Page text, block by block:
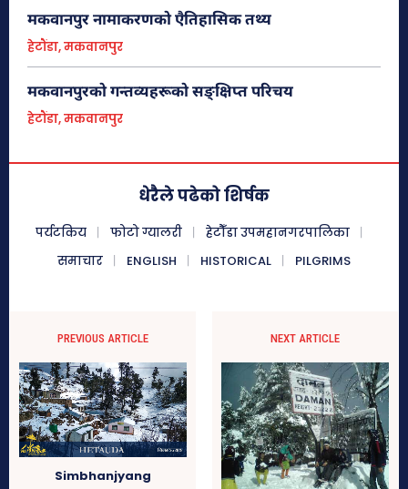
२५ टनको शिलामा कुँदेर जनस्तरबाट...
हेटौंडा अनलाईन
इन्द्रसरोवर गाउँपालिकामा अवस्थित एसियामा नै नमूनाको रुपमा रहेको मानव
मकवानपुर All More
हात्तीसार
हेटौंडा अनलाईन
मकवानपुर नामाकरणको एैतिहासिक तथ्य
हेटौंडा, मकवानपुर
मकवानपुरको गन्तव्यहरूको सङ्क्षिप्त परिचय
हेटौंडा, मकवानपुर
धेरैले पढेको शिर्षक
पर्यटकिय फोटो ग्यालरी
हेटौँडा उपमहानगरपालिका
समाचार
ENGLISH HISTORICAL PILGRIMS
PREVIOUS ARTICLE
Simbhanjyang
NEXT ARTICLE